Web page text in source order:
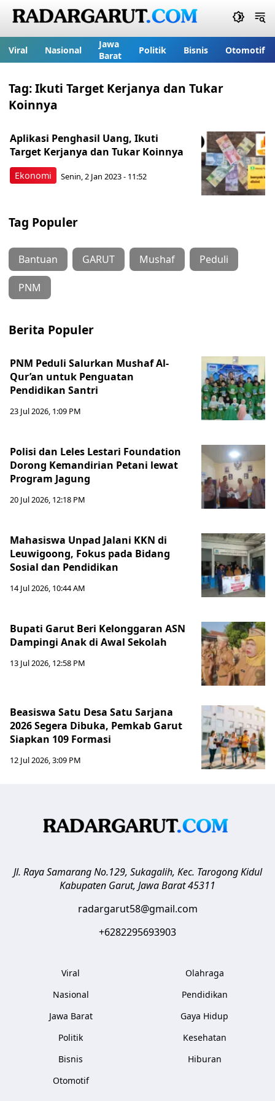
Viral Nasional
Jawa
Barat
Politik Bisnis Otomotif
Tag:Ikuti Target Kerjanya dan Tukar
Koinnya
Ekonomi
Aplikasi Penghasil Uang, Ikuti
Target Kerjanya dan Tukar Koinnya
Senin, 2 Jan 2023 - 11:52
Tag Populer
Bantuan GARUT Mushaf Peduli
PNM
Berita Populer
PNM Peduli Salurkan Mushaf Al-
Qur’an untuk Penguatan
Pendidikan Santri
23 Jul 2026, 1:09 PM
Polisi dan Leles Lestari Foundation
Dorong Kemandirian Petani lewat
Program Jagung
20 Jul 2026, 12:18 PM
Mahasiswa Unpad Jalani KKN di
Leuwigoong, Fokus pada Bidang
Sosial dan Pendidikan
14 Jul 2026, 10:44 AM
Bupati Garut Beri Kelonggaran ASN
Dampingi Anak di Awal Sekolah
13 Jul 2026, 12:58 PM
Beasiswa Satu Desa Satu Sarjana
2026 Segera Dibuka, Pemkab Garut
Siapkan 109 Formasi
12 Jul 2026, 3:09 PM
Jl. Raya Samarang No.129, Sukagalih, Kec. Tarogong Kidul
Kabupaten Garut, Jawa Barat45311
radargarut58@gmail.com
+6282295693903
Viral
Nasional
Jawa Barat
Politik
Bisnis
Otomotif
Olahraga
Pendidikan
Gaya Hidup
Kesehatan
Hiburan